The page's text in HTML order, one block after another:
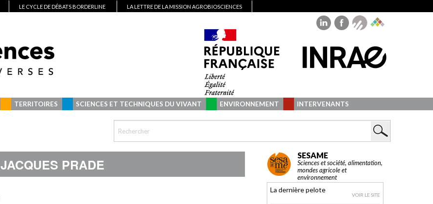
LE CYCLE DE DÉBATS BORDERLINE LA LETTRE DE LA MISSION AGROBIOSCIENCES
TERRITOIRES SCIENCES ET TECHNIQUES DU VIVANT ENVIRONNEMENT INTERVENANTS
JACQUES PRADE
SESAME
Sciences et société, alimentation,
mondes agricole et
environnement
La dernière pelote
VOIR LE SITE